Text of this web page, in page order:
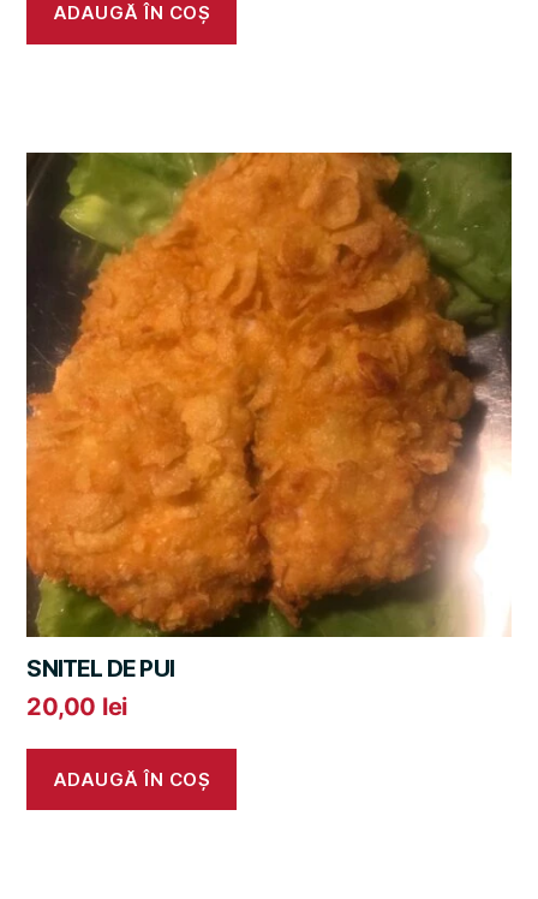
ADAUGĂ ÎN COȘ
SNITEL DE PUI
20,00 lei
ADAUGĂ ÎN COȘ